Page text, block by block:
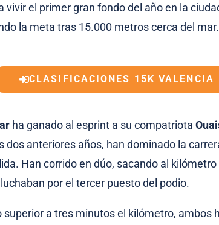
vivir el primer gran fondo del año en la
la meta tras 15.000 metros cerca del mar.
CLASIFICACIONES 15K VALENCIA
ha ganado al esprint a su compatriota
dos anteriores años, han dominado la
Han corrido en dúo, sacando al
por el tercer puesto del podio.
superior a tres minutos el kilómetro, ambos